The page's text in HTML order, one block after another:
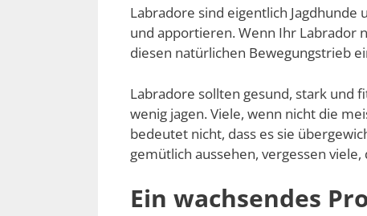
Labradore sind eigentlich Jagdhunde
und apportieren. Wenn Ihr Labrador
diesen natürlichen Bewegungstrieb
Labradore sollten gesund, stark und
wenig jagen. Viele, wenn nicht die
bedeutet nicht, dass es sie
gemütlich aussehen, vergessen
Ein wachsendes